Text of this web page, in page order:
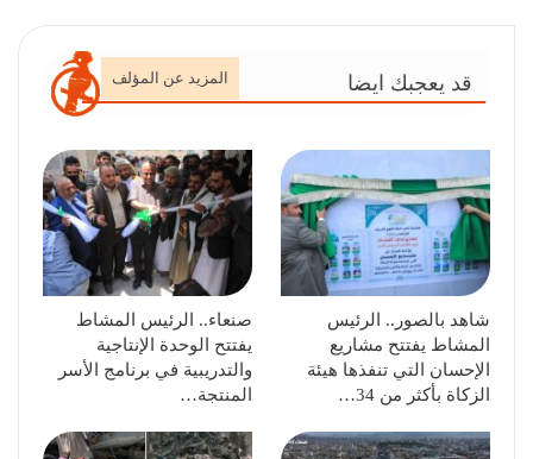
قد يعجبك ايضا المزيد عن المؤلف
شاهد بالصور.. الرئيس
المشاط يفتتح مشاريع
الإحسان التي تنفذها هيئة
الزكاة بأكثر من 34…
صنعاء.. الرئيس المشاط
يفتتح الوحدة الإنتاجية
والتدريبية في برنامج الأسر
المنتجة…